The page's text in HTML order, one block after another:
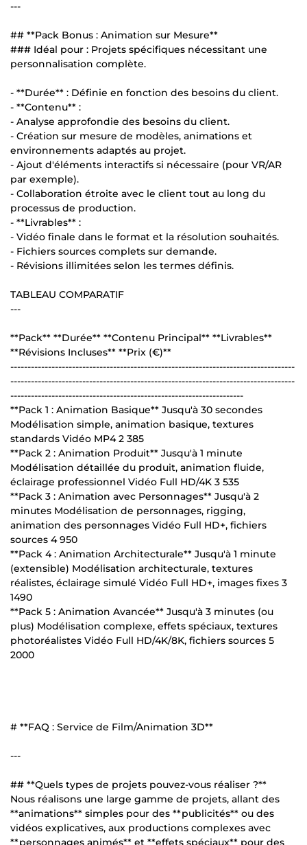
---
## **Pack Bonus : Animation sur Mesure**
### Idéal pour : Projets spécifiques nécessitant une
personnalisation complète.
- **Durée** : Définie en fonction des besoins du client.
- **Contenu** :
- Analyse approfondie des besoins du client.
- Création sur mesure de modèles, animations et
environnements adaptés au projet.
- Ajout d'éléments interactifs si nécessaire (pour VR/AR
par exemple).
- Collaboration étroite avec le client tout au long du
processus de production.
- **Livrables** :
- Vidéo finale dans le format et la résolution souhaités.
- Fichiers sources complets sur demande.
- Révisions illimitées selon les termes définis.
TABLEAU COMPARATIF
---
**Pack** **Durée** **Contenu Principal** **Livrables**
**Révisions Incluses** **Prix (€)**
-----------------------------------------------------------------------------------
-----------------------------------------------------------------------------------
--------------------------------------------------------------------
**Pack 1 : Animation Basique** Jusqu'à 30 secondes
Modélisation simple, animation basique, textures
standards Vidéo MP4 2 385
**Pack 2 : Animation Produit** Jusqu'à 1 minute
Modélisation détaillée du produit, animation fluide,
éclairage professionnel Vidéo Full HD/4K 3 535
**Pack 3 : Animation avec Personnages** Jusqu'à 2
minutes Modélisation de personnages, rigging,
animation des personnages Vidéo Full HD+, fichiers
sources 4 950
**Pack 4 : Animation Architecturale** Jusqu'à 1 minute
(extensible) Modélisation architecturale, textures
réalistes, éclairage simulé Vidéo Full HD+, images fixes 3
1490
**Pack 5 : Animation Avancée** Jusqu'à 3 minutes (ou
plus) Modélisation complexe, effets spéciaux, textures
photoréalistes Vidéo Full HD/4K/8K, fichiers sources 5
2000
# **FAQ : Service de Film/Animation 3D**
---
## **Quels types de projets pouvez-vous réaliser ?**
Nous réalisons une large gamme de projets, allant des
**animations** simples pour des **publicités** ou des
vidéos explicatives, aux productions complexes avec
**personnages animés** et **effets spéciaux** pour des